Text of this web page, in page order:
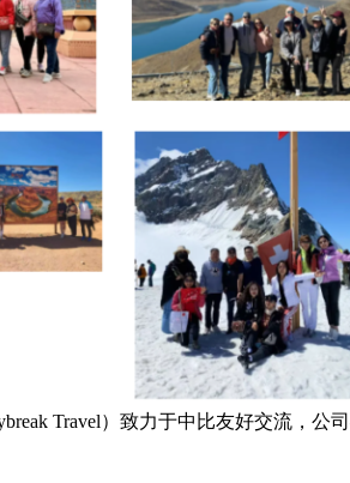
Travel）致力于中比友好交流，公司